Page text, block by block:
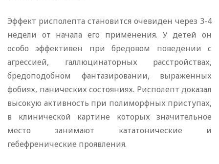
Эффект рисполепта становится очевиден через 3-4
недели от начала его применения. У детей он
особо эффективен при бредовом поведении с
агрессией, галлюцинаторных расстройствах,
бредоподобном фантазировании, выраженных
фобиях, панических состояниях. Рисполепт доказал
высокую активность при полиморфных приступах,
в клинической картине которых значительное
место занимают кататонические и
гебефренические проявления.